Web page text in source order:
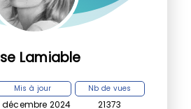
Lamiable
Mis à jour
décembre 2024
Nb de vues
21373